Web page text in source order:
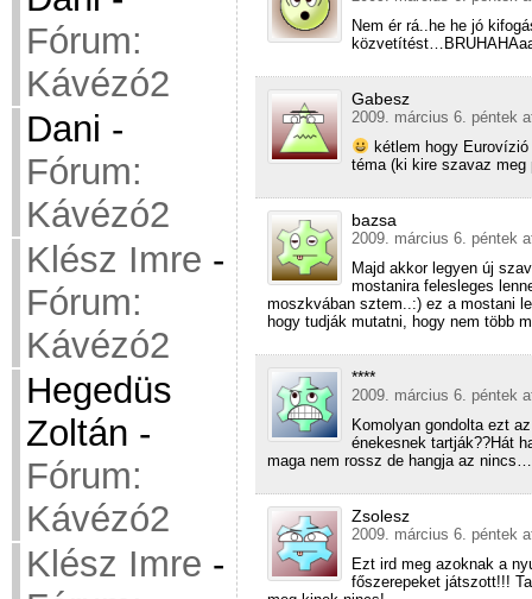
Fórum:
Kávézó2
Dani -
Fórum:
Kávézó2
Klész Imre -
Fórum:
Kávézó2
Hegedüs
Zoltán -
Fórum:
Kávézó2
Klész Imre -
Nem ér rá..he he jó
Gabesz
2009. március 6. péntek
kétlem hogy
téma (ki kire szavaz meg
bazsa
2009. március 6. péntek
Majd akkor legyen új
mostanira felesleges
moszkvában sztem..:) ez a mostani
hogy tudják mutatni, hogy nem több
****
2009. március 6. péntek
Komolyan gondolta ezt
énekesnek tartják??Hát
maga nem rossz de hangja az nincs…
Zsolesz
2009. március 6. péntek
Ezt ird meg azoknak a
főszerepeket játszott!!!